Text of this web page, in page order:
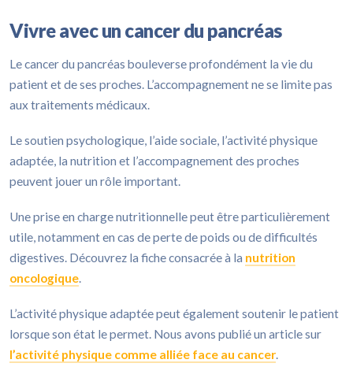
Vivre avec un cancer du pancréas
Le cancer du pancréas bouleverse profondément la vie du
patient et de ses proches. L’accompagnement ne se limite pas
aux traitements médicaux.
Le soutien psychologique, l’aide sociale, l’activité physique
adaptée, la nutrition et l’accompagnement des proches
peuvent jouer un rôle important.
Une prise en charge nutritionnelle peut être particulièrement
utile, notamment en cas de perte de poids ou de difficultés
digestives. Découvrez la fiche consacrée à la nutrition
oncologique.
L’activité physique adaptée peut également soutenir le patient
lorsque son état le permet. Nous avons publié un article sur
l’activité physique comme alliée face au cancer.